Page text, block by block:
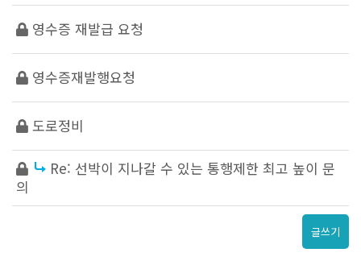
영수증 재발급 요청
영수증재발행요청
도로정비
Re: 선박이 지나갈 수 있는 통행제한 최고 높이 문
의
글쓰기